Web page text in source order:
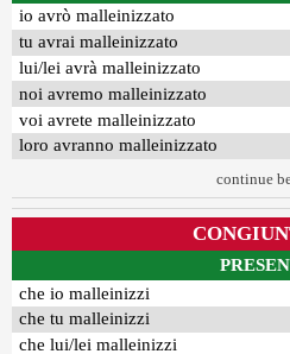
io avrò malleinizzato
tu avrai malleinizzato
lui/lei avrà malleinizzato
noi avremo malleinizzato
voi avrete malleinizzato
loro avranno malleinizzato
continue
che io malleinizzi
che tu malleinizzi
che lui/lei malleinizzi